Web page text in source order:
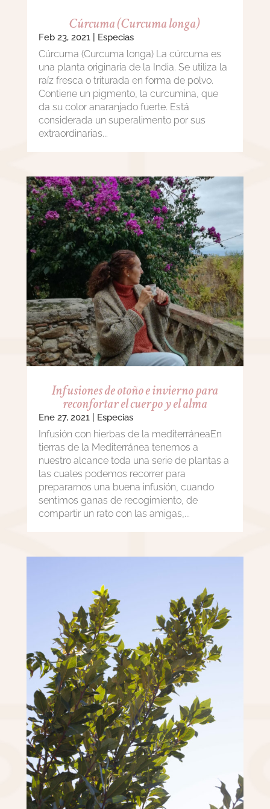
Cúrcuma (Curcuma longa)
Feb 23, 2021| Especias
Cúrcuma (Curcuma longa) La cúrcuma es
una planta originaria de la India. Se utiliza la
raíz fresca o triturada en forma de polvo.
Contiene un pigmento, la curcumina, que
da su color anaranjado fuerte. Está
considerada un superalimento por sus
extraordinarias...
Infusiones de otoño e invierno para
reconfortar el cuerpo y el alma
Ene 27, 2021| Especias
Infusión con hierbas de la mediterráneaEn
tierras de la Mediterránea tenemos a
nuestro alcance toda una serie de plantas a
las cuales podemos recorrer para
prepararnos una buena infusión, cuando
sentimos ganas de recogimiento, de
compartir un rato con las amigas,...